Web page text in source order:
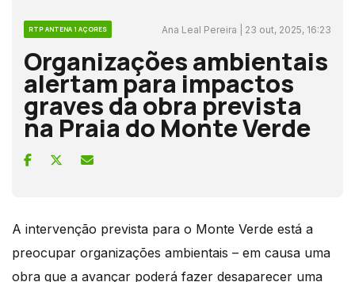
RTP ANTENA 1 AÇORES Ana Leal Pereira | 23 out, 2025, 16:23
Organizações ambientais
alertam para impactos
graves da obra prevista
na Praia do Monte Verde
A intervenção prevista para o Monte Verde está a
preocupar organizações ambientais – em causa uma
obra que a avançar poderá fazer desaparecer uma